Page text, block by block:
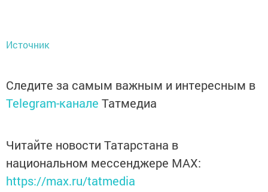
Источник
Следите за самым важным и интересным в
Telegram-канале Татмедиа
Читайте новости Татарстана в
национальном мессенджере MАХ:
https://max.ru/tatmedia